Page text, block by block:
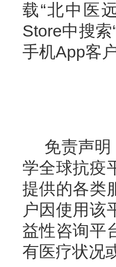
载“北中医
Store中搜
手机App客
免责声
学全球抗疫
提供的各类
户因使用该
益性咨询平
有医疗状况